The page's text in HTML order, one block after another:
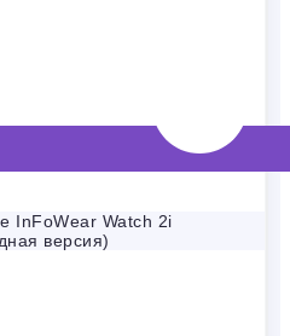
InFoWear Watch 2i
версия)